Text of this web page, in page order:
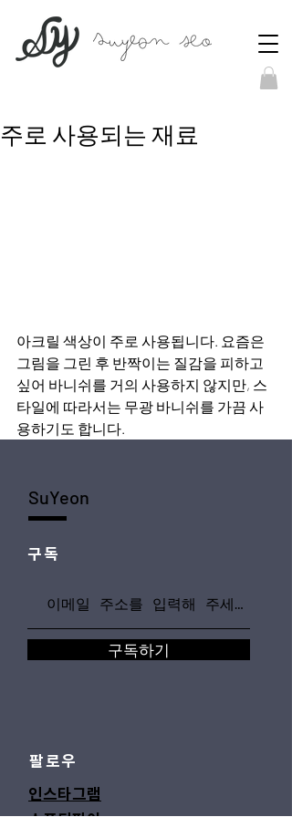
주로 사용되는 재료
아크릴 색상이 주로 사용됩니다. 요즘은
그림을 그린 후 반짝이는 질감을 피하고
싶어 바니쉬를 거의 사용하지 않지만, 스
타일에 따라서는 무광 바니쉬를 가끔 사
용하기도 합니다.
SuYeon
구독
구독하기
팔로우
인스타그램